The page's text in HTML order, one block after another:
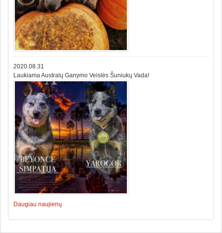
2020.08.31
Laukiama Australų Ganymo Veislės Šuniukų Vada!
Daugiau naujienų